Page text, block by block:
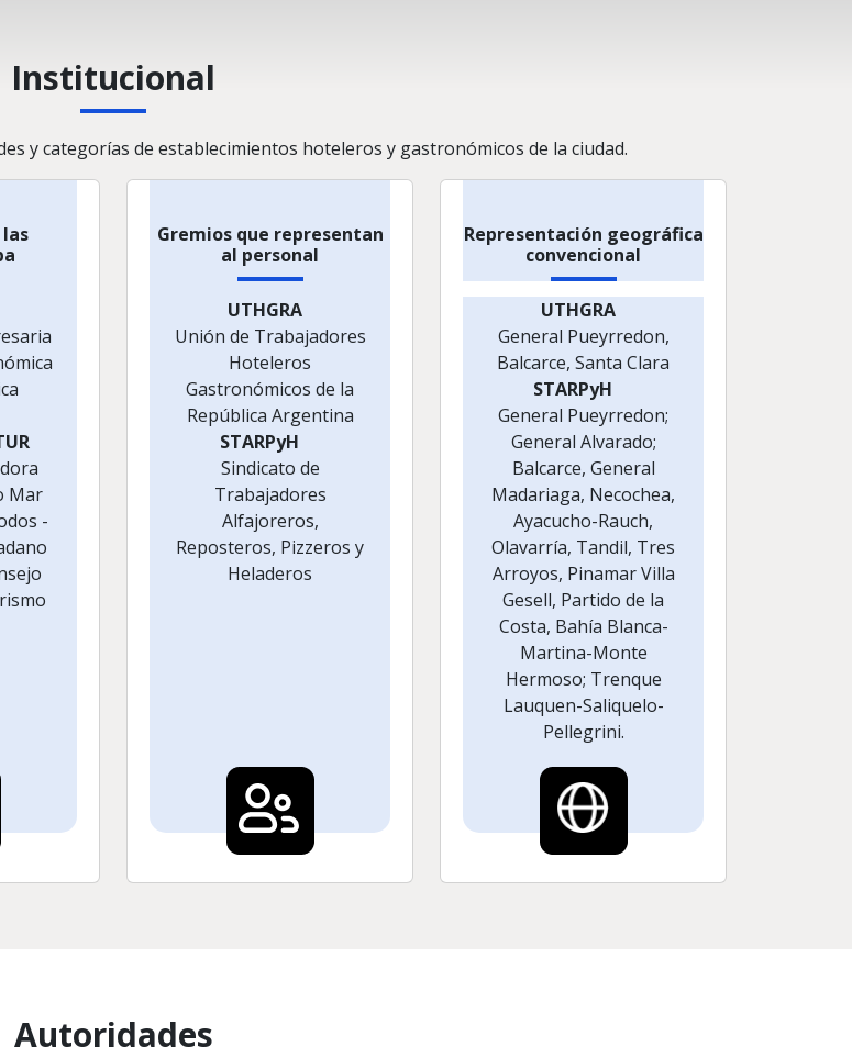
Institucional
y categorías de establecimientos hoteleros y gastronómicos de la ciudad.
Mar
-
Gremios que representan
al personal
UTHGRA
Unión de Trabajadores
Hoteleros
Gastronómicos de la
República Argentina
STARPyH
Sindicato de
Trabajadores
Alfajoreros,
Reposteros, Pizzeros y
Heladeros
Representación geográfica
convencional
UTHGRA
General Pueyrredon,
Balcarce, Santa Clara
STARPyH
General Pueyrredon;
General Alvarado;
Balcarce, General
Madariaga, Necochea,
Ayacucho-Rauch,
Olavarría, Tandil, Tres
Arroyos, Pinamar Villa
Gesell, Partido de la
Costa, Bahía Blanca-
Martina-Monte
Hermoso; Trenque
Lauquen-Saliquelo-
Pellegrini.
Autoridades